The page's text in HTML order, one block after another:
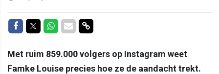
Delen op Facebook
Delen op Twitter
Delen op Whatsapp
Delen via Mail
Delen via link
Met ruim 859.000 volgers op Instagram weet
Famke Louise precies hoe ze de aandacht trekt.